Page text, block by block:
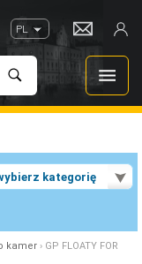
PL
kategorię
kamer › GP FLOATY FOR